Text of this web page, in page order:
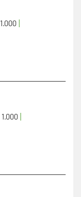
1.000
1.000